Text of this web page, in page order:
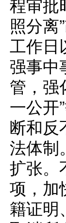
照分离
工作日
强事中
管，强
一公开
断和反
法体制
扩张。
项，加
籍证明